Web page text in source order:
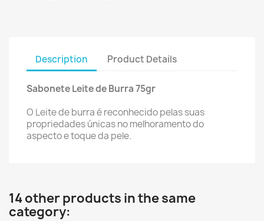
Description Product Details
Sabonete Leite de Burra 75gr
O Leite de burra é reconhecido pelas suas
propriedades únicas no melhoramento do
aspecto e toque da pele.
14 other products in the same
category: